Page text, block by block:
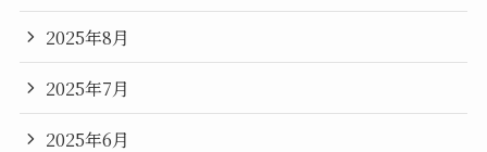
2025年8月
2025年7月
2025年6月